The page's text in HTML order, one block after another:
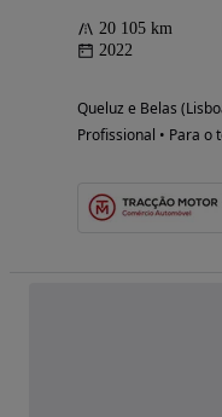
20 105 km
2022
Queluz e Belas
Profissional • Para o